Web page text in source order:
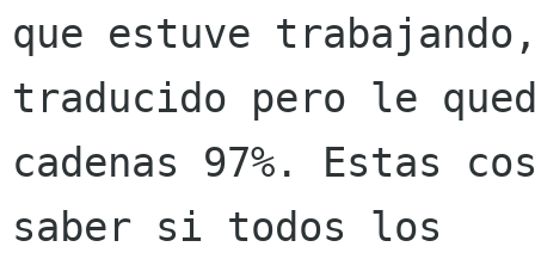
que estuve
traducido pero le
cadenas 97%. Estas
saber si todos los